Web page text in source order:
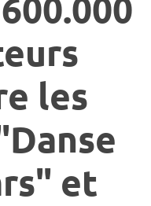
les
et